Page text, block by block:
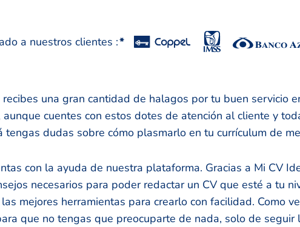
a nuestros clientes :*
una gran cantidad de halagos por tu buen servicio
aunque cuentes con estos dotes de atención al cliente y
tengas dudas sobre cómo plasmarlo en tu currículum de
con la ayuda de nuestra plataforma. Gracias a Mi CV
necesarios para poder redactar un CV que esté a tu
mejores herramientas para crearlo con facilidad. Como
que no tengas que preocuparte de nada, solo de seguir